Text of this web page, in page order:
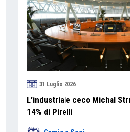
31 Luglio 2026
L’industriale ceco Michal
14% di Pirelli